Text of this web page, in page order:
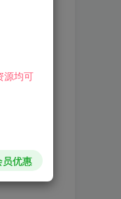
源均可
优惠